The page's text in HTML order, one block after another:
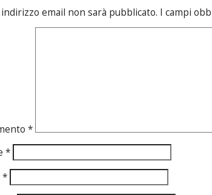
email non sarà pubblicato. I campi
*
*
*